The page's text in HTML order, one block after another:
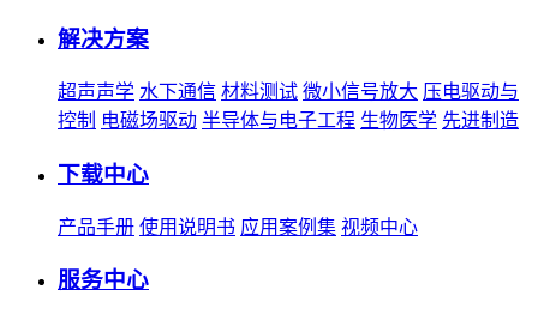
解决方案
超声声学 水下通信 材料测试 微小信号放大 压电驱动与
控制 电磁场驱动 半导体与电子工程 生物医学 先进制造
下载中心
产品手册 使用说明书 应用案例集 视频中心
服务中心